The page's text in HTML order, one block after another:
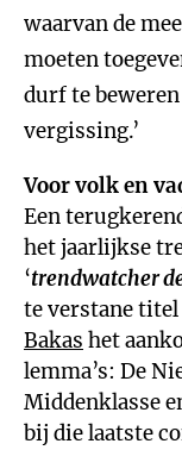
waarvan de
moeten
durf te
vergissing.’
Voor volk en
Een
het jaarlijkse
‘trendwatcher
te verstane titel
Bakas het
lemma’s: De
Middenklasse
bij die laatste